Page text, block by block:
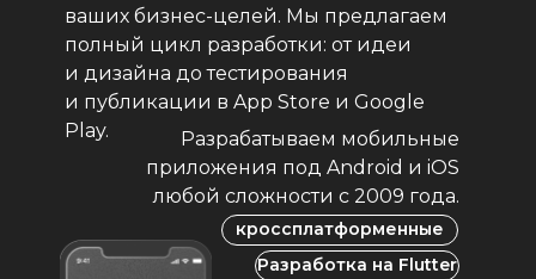
+7 (980) 671-39-
98
mail@smorodina.mobi
ваших бизнес-целей. Мы предлагаем
полный цикл разработки: от идеи
и дизайна до тестирования
и публикации в App Store и Google
Play.
Разработка на Flutter
кроссплатформенные
Разрабатываем мобильные
приложения под Android и iOS
любой сложности с 2009 года.